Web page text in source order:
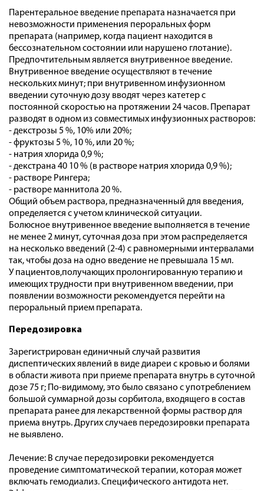
Парентеральное введение препарата назначается при
невозможности применения пероральных форм
препарата (например, когда пациент находится в
бессознательном состоянии или нарушено глотание).
Предпочтительным является внутривенное введение.
Внутривенное введение осуществляют в течение
нескольких минут; при внутривенном инфузионном
введении суточную дозу вводят через катетер с
постоянной скоростью на протяжении 24 часов. Препарат
разводят в одном из совместимых инфузионных растворов:
- декстрозы 5 %, 10% или 20%;
- фруктозы 5 %, 10 %, или 20 %;
- натрия хлорида 0,9 %;
- декстрана 40 10 % (в растворе натрия хлорида 0,9 %);
- растворе Рингера;
- растворе маннитола 20 %.
Общий объем раствора, предназначенный для введения,
определяется с учетом клинической ситуации.
Болюсное внутривенное введение выполняется в течение
не менее 2 минут, суточная доза при этом распределяется
на несколько введений (2-4) с равномерными интервалами
так, чтобы доза на одно введение не превышала 15 мл.
У пациентов,получающих пролонгированную терапию и
имеющих трудности при внутривенном введении, при
появлении возможности рекомендуется перейти на
пероральный прием препарата.
Передозировка
Зарегистрирован единичный случай развития
диспептических явлений в виде диареи с кровью и болями
в области живота при приеме препарата внутрь в суточной
дозе 75 г; По-видимому, это было связано с употреблением
большой суммарной дозы сорбитола, входящего в состав
препарата ранее для лекарственной формы раствор для
приема внутрь. Других случаев передозировки препарата
не выявлено.
Лечение: В случае передозировки рекомендуется
проведение симптоматической терапии, которая может
включать гемодиализ. Специфического антидота нет.